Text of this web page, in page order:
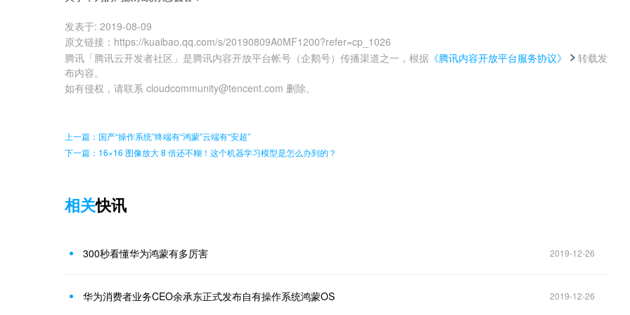
发表于: 2019-08-09
原文链接 ： https://kuaibao.qq.com/s/20190809A0MF1200?refer=cp_1026
腾讯「腾讯云开发者社区」是腾讯内容开放平台帐号（企鹅号）传播渠道之一，根据 《腾讯内容开放平台服务协议》
转载发
布内容。
如有侵权，请联系 cloudcommunity@tencent.com 删除。
上一篇：国产“操作系统”终端有“鸿蒙”云端有“安超”
下一篇：16×16 图像放大 8 倍还不糊！这个机器学习模型是怎么办到的？
相关快讯
300秒看懂华为鸿蒙有多厉害 2019-12-26
华为消费者业务CEO余承东正式发布自有操作系统鸿蒙OS 2019-12-26